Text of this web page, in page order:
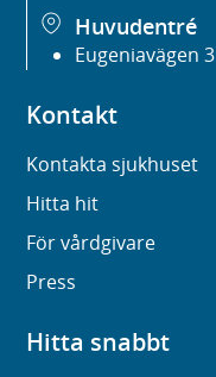
Huvudentré
Eugeniavägen 3
Kontakt
Kontakta sjukhuset
Hitta hit
För vårdgivare
Press
Hitta snabbt